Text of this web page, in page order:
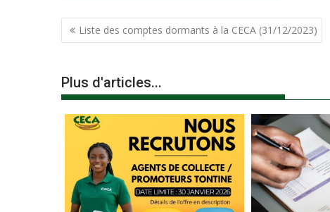
Liste des comptes dormants à la CECA (31/12/2023)
Plus d'articles...